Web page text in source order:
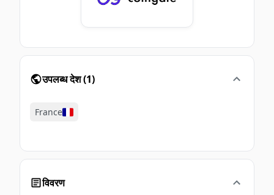
उपलब्ध देश(1)
France
विवरण